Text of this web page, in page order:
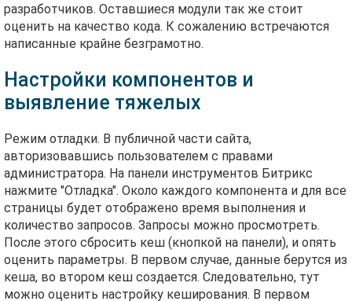
разработчиков. Оставшиеся модули так же стоит
оценить на качество кода. К сожалению встречаются
написанные крайне безграмотно.
Настройки компонентов и
выявление тяжелых
Режим отладки. В публичной части сайта,
авторизовавшись пользователем с правами
администратора. На панели инструментов Битрикс
нажмите "Отладка". Около каждого компонента и для все
страницы будет отображено время выполнения и
количество запросов. Запросы можно просмотреть.
После этого сбросить кеш (кнопкой на панели), и опять
оценить параметры. В первом случае, данные берутся из
кеша, во втором кеш создается. Следовательно, тут
можно оценить настройку кеширования. В первом